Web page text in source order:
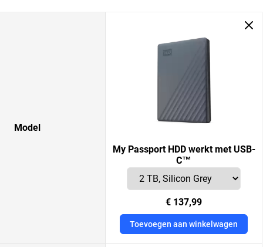
Model
My Passport HDD werkt met USB-
C™
€ 137,99
Toevoegen aan winkelwagen